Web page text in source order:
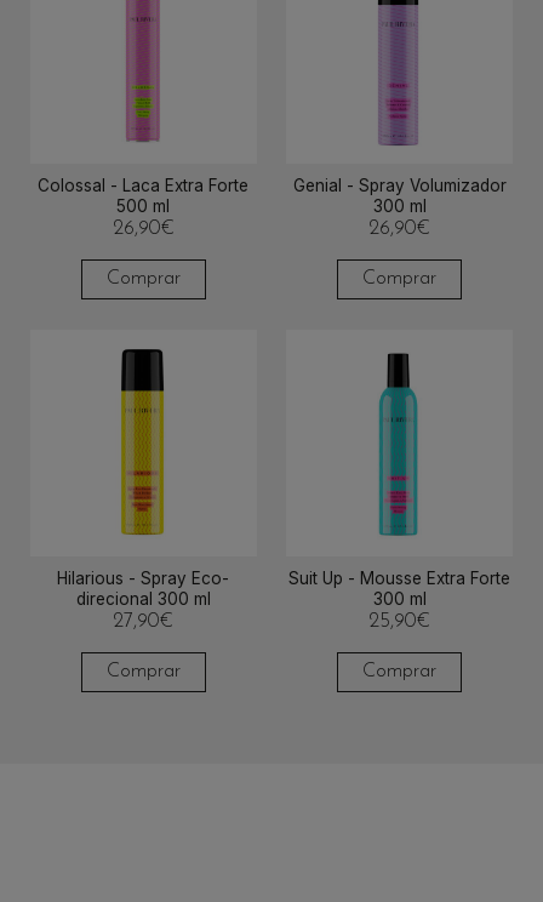
Colossal - Laca Extra Forte
500 ml
26,90€
Comprar
Genial - Spray Volumizador
300 ml
26,90€
Comprar
Hilarious - Spray Eco-
direcional 300 ml
27,90€
Comprar
Suit Up - Mousse Extra Forte
300 ml
25,90€
Comprar